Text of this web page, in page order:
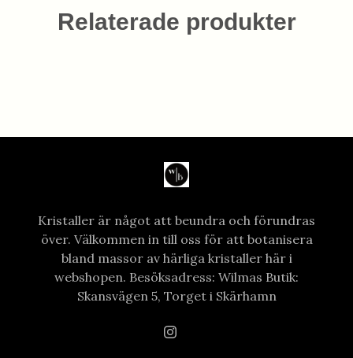
Relaterade produkter
Kristaller är något att beundra och förundras
över. Välkommen in till oss för att botanisera
bland massor av härliga kristaller här i
webshopen. Besöksadress: Wilmas Butik:
Skansvägen 5, Torget i Skärhamn